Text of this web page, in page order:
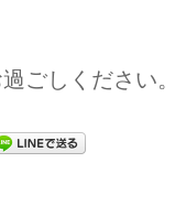
ごしください。